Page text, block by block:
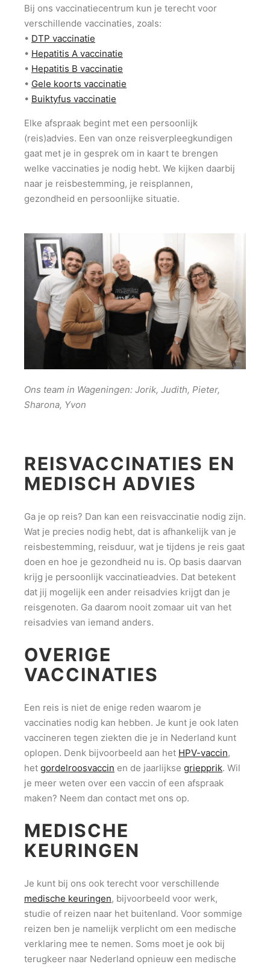
Bij ons vaccinatiecentrum kun je terecht voor
verschillende vaccinaties, zoals:
• DTP vaccinatie
• Hepatitis A vaccinatie
• Hepatitis B vaccinatie
• Gele koorts vaccinatie
• Buiktyfus vaccinatie
Elke afspraak begint met een persoonlijk
(reis)advies. Een van onze reisverpleegkundigen
gaat met je in gesprek om in kaart te brengen
welke vaccinaties je nodig hebt. We kijken daarbij
naar je reisbestemming, je reisplannen,
gezondheid en persoonlijke situatie.
Ons team in Wageningen: Jorik, Judith, Pieter,
Sharona, Yvon
REISVACCINATIES EN
MEDISCH ADVIES
Ga je op reis? Dan kan een reisvaccinatie nodig zijn.
Wat je precies nodig hebt, dat is afhankelijk van je
reisbestemming, reisduur, wat je tijdens je reis gaat
doen en hoe je gezondheid nu is. Op basis daarvan
krijg je persoonlijk vaccinatieadvies. Dat betekent
dat jij mogelijk een ander reisadvies krijgt dan je
reisgenoten. Ga daarom nooit zomaar uit van het
reisadvies van iemand anders.
OVERIGE
VACCINATIES
Een reis is niet de enige reden waarom je
vaccinaties nodig kan hebben. Je kunt je ook laten
vaccineren tegen ziekten die je in Nederland kunt
oplopen. Denk bijvoorbeeld aan het HPV-vaccin,
het gordelroosvaccin en de jaarlijkse griepprik. Wil
je meer weten over een vaccin of een afspraak
maken? Neem dan contact met ons op.
MEDISCHE
KEURINGEN
Je kunt bij ons ook terecht voor verschillende
medische keuringen, bijvoorbeeld voor werk,
studie of reizen naar het buitenland. Voor sommige
reizen ben je namelijk verplicht om een medische
verklaring mee te nemen. Soms moet je ook bij
terugkeer naar Nederland opnieuw een medische